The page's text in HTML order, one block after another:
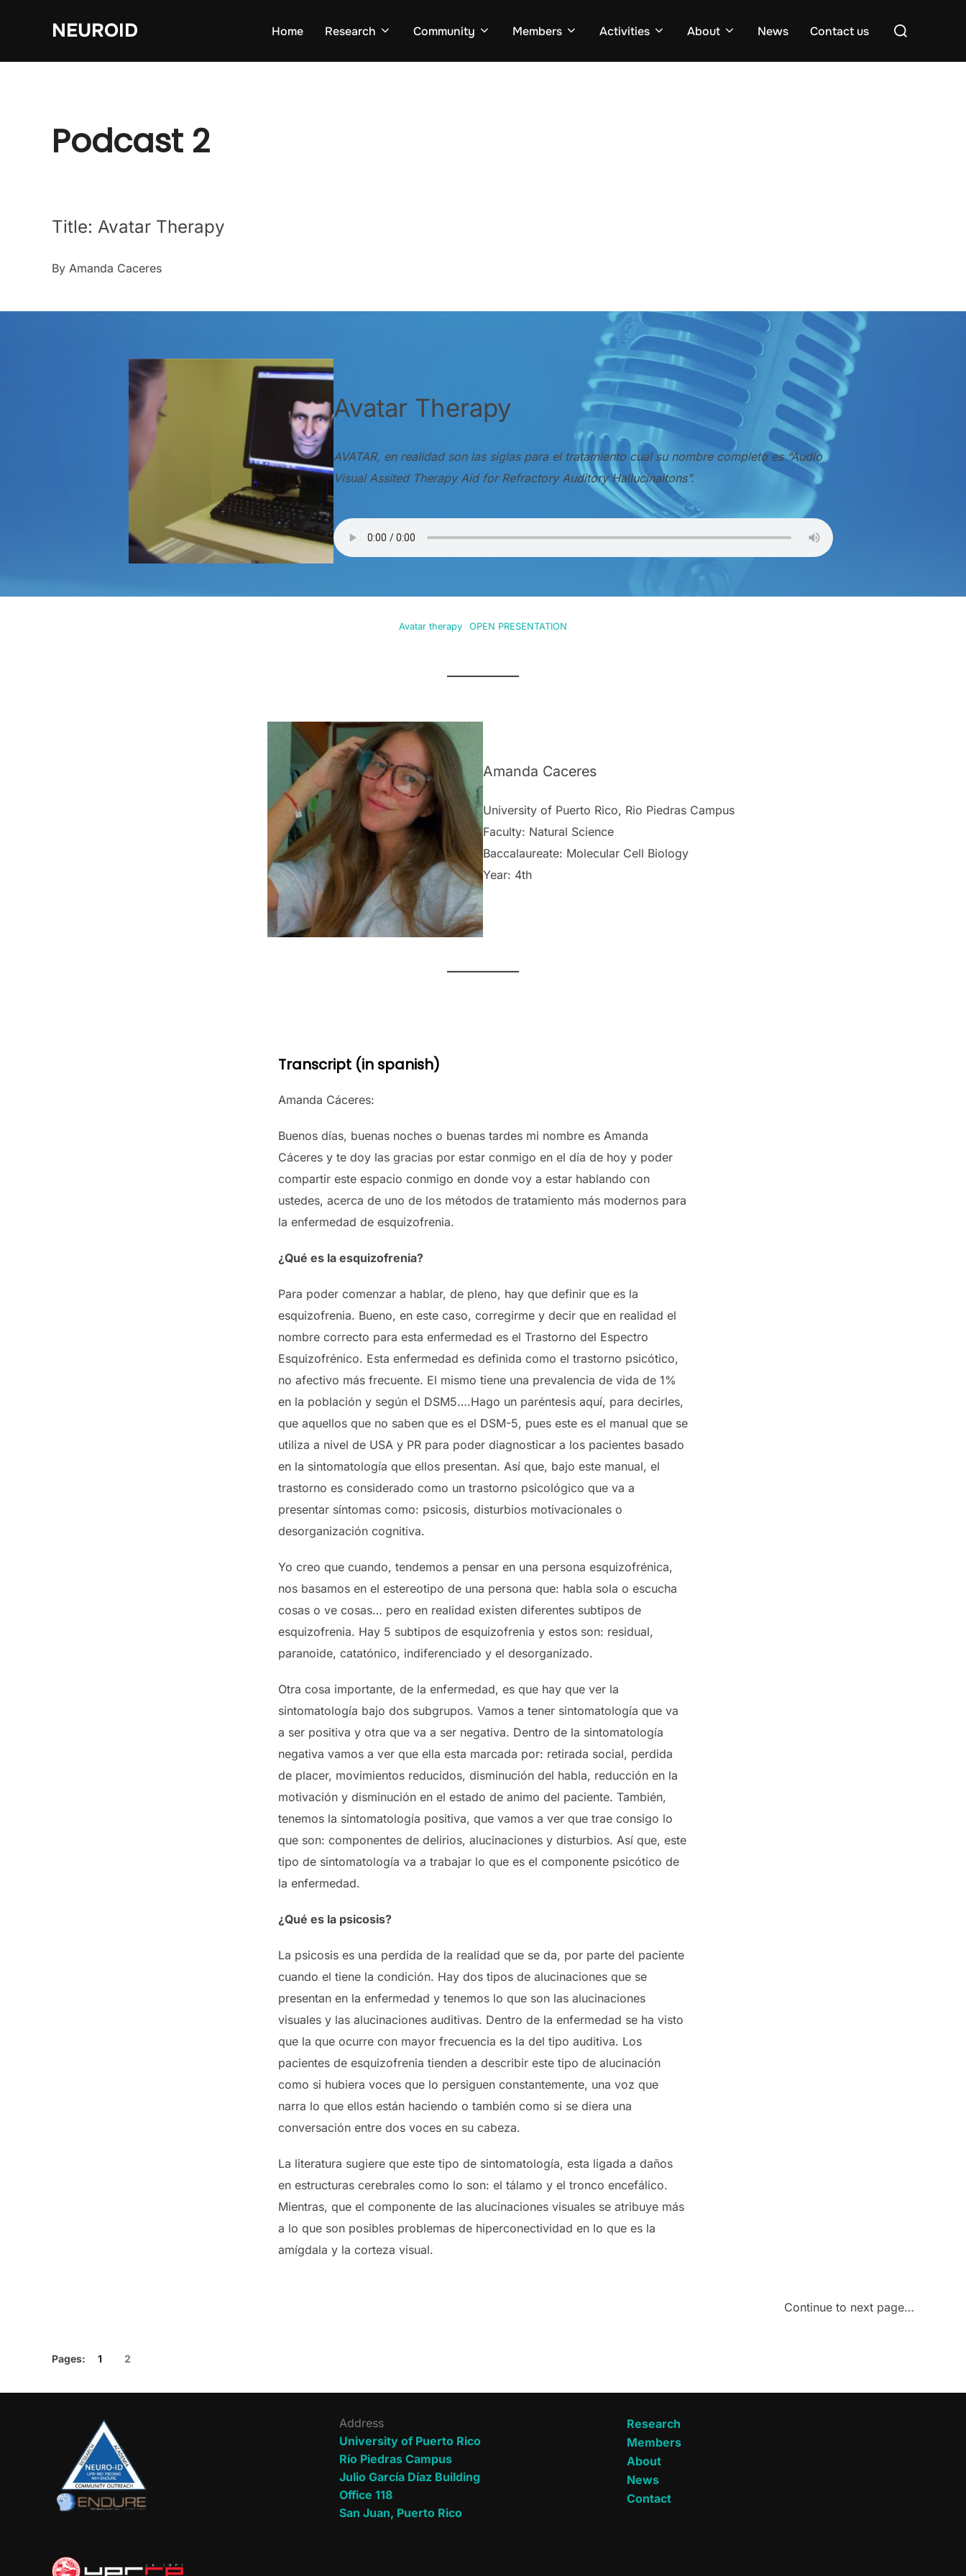
NEUROID Home Research Community Members Activities About News Contact us
Search
Podcast 2
Title: Avatar Therapy
By Amanda Caceres
Avatar Therapy
AVATAR, en realidad son las siglas para el tratamiento cual su nombre completo es “Audio
Visual Assited Therapy Aid for Refractory Auditory Hallucinaitons”.
Avatar therapy OPEN PRESENTATION
Amanda Caceres
University of Puerto Rico, Rio Piedras Campus
Faculty: Natural Science
Baccalaureate: Molecular Cell Biology
Year: 4th
Transcript (in spanish)
Amanda Cáceres:
Buenos días, buenas noches o buenas tardes mi nombre es Amanda
Cáceres y te doy las gracias por estar conmigo en el día de hoy y poder
compartir este espacio conmigo en donde voy a estar hablando con
ustedes, acerca de uno de los métodos de tratamiento más modernos para
la enfermedad de esquizofrenia.
¿Qué es la esquizofrenia?
Para poder comenzar a hablar, de pleno, hay que definir que es la
esquizofrenia. Bueno, en este caso, corregirme y decir que en realidad el
nombre correcto para esta enfermedad es el Trastorno del Espectro
Esquizofrénico. Esta enfermedad es definida como el trastorno psicótico,
no afectivo más frecuente. El mismo tiene una prevalencia de vida de 1%
en la población y según el DSM5….Hago un paréntesis aquí, para decirles,
que aquellos que no saben que es el DSM-5, pues este es el manual que se
utiliza a nivel de USA y PR para poder diagnosticar a los pacientes basado
en la sintomatología que ellos presentan. Así que, bajo este manual, el
trastorno es considerado como un trastorno psicológico que va a
presentar síntomas como: psicosis, disturbios motivacionales o
desorganización cognitiva.
Yo creo que cuando, tendemos a pensar en una persona esquizofrénica,
nos basamos en el estereotipo de una persona que: habla sola o escucha
cosas o ve cosas… pero en realidad existen diferentes subtipos de
esquizofrenia. Hay 5 subtipos de esquizofrenia y estos son: residual,
paranoide, catatónico, indiferenciado y el desorganizado.
Otra cosa importante, de la enfermedad, es que hay que ver la
sintomatología bajo dos subgrupos. Vamos a tener sintomatología que va
a ser positiva y otra que va a ser negativa. Dentro de la sintomatología
negativa vamos a ver que ella esta marcada por: retirada social, perdida
de placer, movimientos reducidos, disminución del habla, reducción en la
motivación y disminución en el estado de animo del paciente. También,
tenemos la sintomatología positiva, que vamos a ver que trae consigo lo
que son: componentes de delirios, alucinaciones y disturbios. Así que, este
tipo de sintomatología va a trabajar lo que es el componente psicótico de
la enfermedad.
¿Qué es la psicosis?
La psicosis es una perdida de la realidad que se da, por parte del paciente
cuando el tiene la condición. Hay dos tipos de alucinaciones que se
presentan en la enfermedad y tenemos lo que son las alucinaciones
visuales y las alucinaciones auditivas. Dentro de la enfermedad se ha visto
que la que ocurre con mayor frecuencia es la del tipo auditiva. Los
pacientes de esquizofrenia tienden a describir este tipo de alucinación
como si hubiera voces que lo persiguen constantemente, una voz que
narra lo que ellos están haciendo o también como si se diera una
conversación entre dos voces en su cabeza.
La literatura sugiere que este tipo de sintomatología, esta ligada a daños
en estructuras cerebrales como lo son: el tálamo y el tronco encefálico.
Mientras, que el componente de las alucinaciones visuales se atribuye más
a lo que son posibles problemas de hiperconectividad en lo que es la
amígdala y la corteza visual.
Continue to next page…
Pages: 1 2
Address
University of Puerto Rico
Río Piedras Campus
Julio García Díaz Building
Office 118
San Juan, Puerto Rico
Research
Members
About
News
Contact